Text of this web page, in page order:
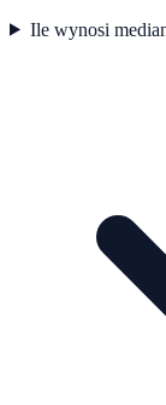
Ile wynosi